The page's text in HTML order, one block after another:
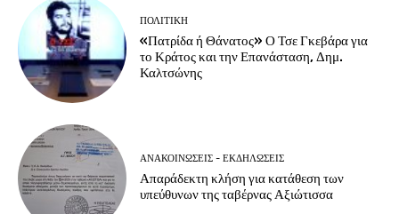
ΠΟΛΙΤΙΚΗ
«Πατρίδα ή Θάνατος» Ο Τσε Γκεβάρα για
το Κράτος και την Επανάσταση, Δημ.
Καλτσώνης
ΑΝΑΚΟΙΝΩΣΕΙΣ - ΕΚΔΗΛΩΣΕΙΣ
Απαράδεκτη κλήση για κατάθεση των
υπεύθυνων της ταβέρνας Αξιώτισσα